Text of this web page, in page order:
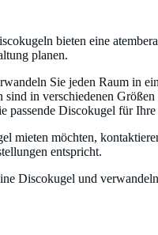
bieten eine
planen.
Sie jeden Raum in
in verschiedenen
passende Discokugel für
mieten möchten,
entspricht.
Discokugel und